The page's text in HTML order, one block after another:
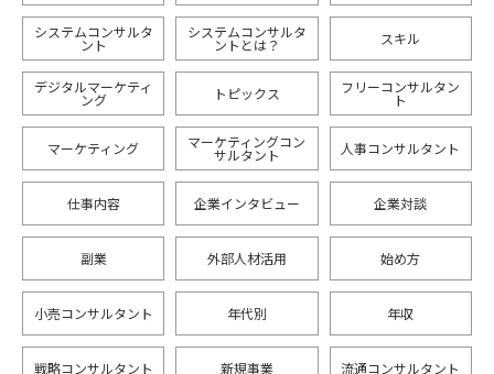
システムコンサルタ
ント
システムコンサルタ
ントとは？ スキル
デジタルマーケティ
ング トピックス フリーコンサルタン
ト
マーケティング マーケティングコン
サルタント 人事コンサルタント
仕事内容 企業インタビュー 企業対談
副業 外部人材活用 始め方
小売コンサルタント 年代別 年収
戦略コンサルタント 新規事業 流通コンサルタント